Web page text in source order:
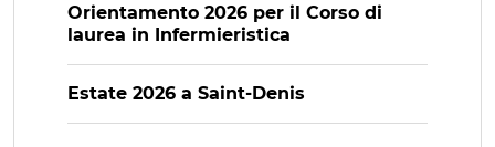
Orientamento 2026 per il Corso di
laurea in Infermieristica
Estate 2026 a Saint-Denis